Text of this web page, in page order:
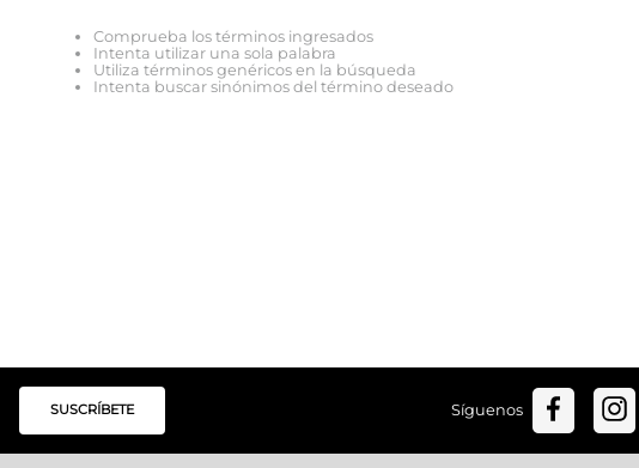
Comprueba los términos ingresados
Intenta utilizar una sola palabra
Utiliza términos genéricos en la búsqueda
Intenta buscar sinónimos del término deseado
SUSCRÍBETE Síguenos